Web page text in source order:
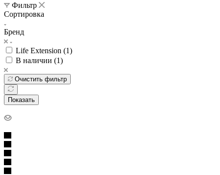
Фильтр
Сортировка
Бренд
Life Extension (1)
В наличии (1)
Очистить фильтр
Показать